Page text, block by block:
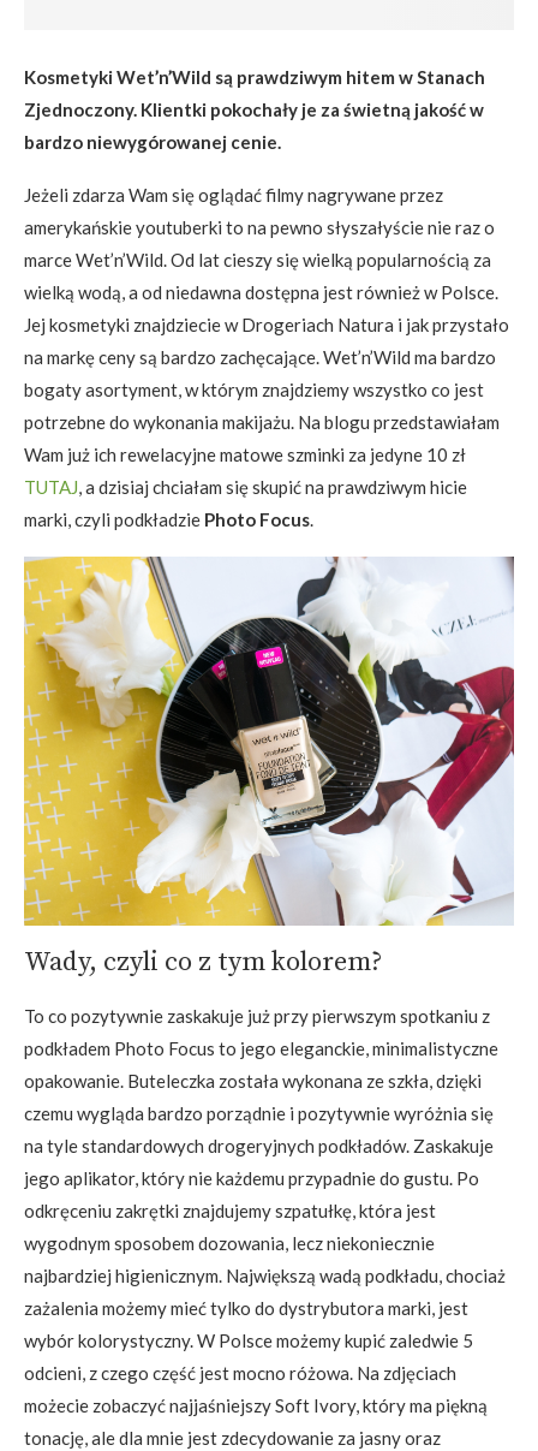
Kosmetyki Wet’n’Wild są prawdziwym hitem w Stanach
Zjednoczony. Klientki pokochały je za świetną jakość w
bardzo niewygórowanej cenie.
Jeżeli zdarza Wam się oglądać filmy nagrywane przez
amerykańskie youtuberki to na pewno słyszałyście nie raz o
marce Wet’n’Wild. Od lat cieszy się wielką popularnością za
wielką wodą, a od niedawna dostępna jest również w Polsce.
Jej kosmetyki znajdziecie w Drogeriach Natura i jak przystało
na markę ceny są bardzo zachęcające. Wet’n’Wild ma bardzo
bogaty asortyment, w którym znajdziemy wszystko co jest
potrzebne do wykonania makijażu. Na blogu przedstawiałam
Wam już ich rewelacyjne matowe szminki za jedyne 10 zł
TUTAJ, a dzisiaj chciałam się skupić na prawdziwym hicie
marki, czyli podkładzie Photo Focus.
Wady, czyli co z tym kolorem?
To co pozytywnie zaskakuje już przy pierwszym spotkaniu z
podkładem Photo Focus to jego eleganckie, minimalistyczne
opakowanie. Buteleczka została wykonana ze szkła, dzięki
czemu wygląda bardzo porządnie i pozytywnie wyróżnia się
na tyle standardowych drogeryjnych podkładów. Zaskakuje
jego aplikator, który nie każdemu przypadnie do gustu. Po
odkręceniu zakrętki znajdujemy szpatułkę, która jest
wygodnym sposobem dozowania, lecz niekoniecznie
najbardziej higienicznym. Największą wadą podkładu, chociaż
zażalenia możemy mieć tylko do dystrybutora marki, jest
wybór kolorystyczny. W Polsce możemy kupić zaledwie 5
odcieni, z czego część jest mocno różowa. Na zdjęciach
możecie zobaczyć najjaśniejszy Soft Ivory, który ma piękną
tonację, ale dla mnie jest zdecydowanie za jasny oraz